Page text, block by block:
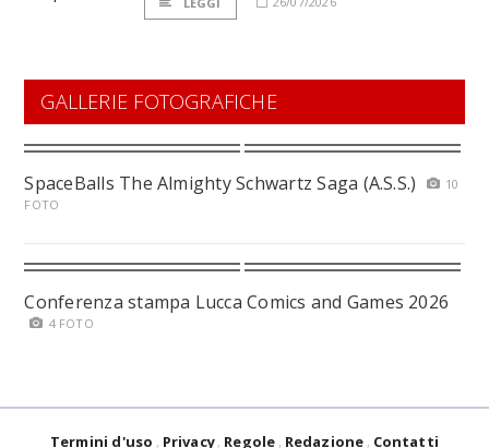
GALLERIE FOTOGRAFICHE
SpaceBalls The Almighty Schwartz Saga (A.S.S.)
10
FOTO
Conferenza stampa Lucca Comics and Games 2026
4 FOTO
Termini d'uso Privacy Regole Redazione Contatti